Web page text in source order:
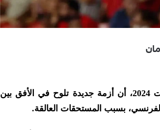
قالت تقارير إعلامية اليوم الثلاثاء 20 غشت 2024، أن أزمة جديدة تلوح في الأفق بين
بسبب المستحقات العالقة.